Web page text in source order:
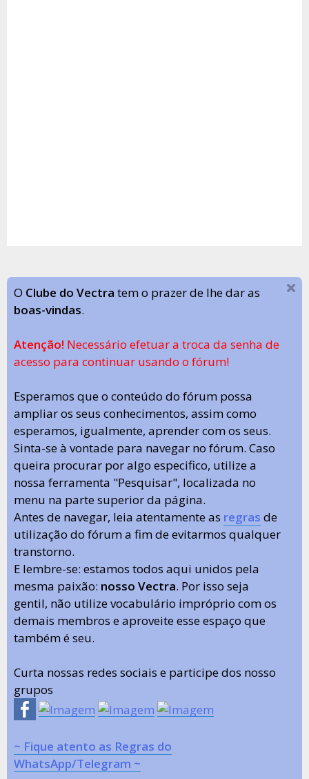
O Clube do Vectra tem o prazer de lhe dar as
boas-vindas.
Atenção! Necessário efetuar a troca da senha de
acesso para continuar usando o fórum!
Esperamos que o conteúdo do fórum possa
ampliar os seus conhecimentos, assim como
esperamos, igualmente, aprender com os seus.
Sinta-se à vontade para navegar no fórum. Caso
queira procurar por algo especifico, utilize a
nossa ferramenta "Pesquisar", localizada no
menu na parte superior da página.
Antes de navegar, leia atentamente as regras de
utilização do fórum a fim de evitarmos qualquer
transtorno.
E lembre-se: estamos todos aqui unidos pela
mesma paixão: nosso Vectra. Por isso seja
gentil, não utilize vocabulário impróprio com os
demais membros e aproveite esse espaço que
também é seu.
Curta nossas redes sociais e participe dos nosso
grupos
~ Fique atento as Regras do
WhatsApp/Telegram ~